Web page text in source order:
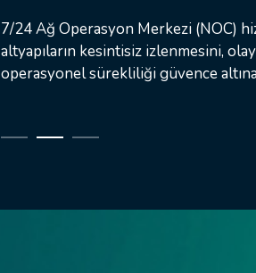
7/24 Ağ Operasyon Merkezi (NOC)
altyapıların kesintisiz izlenmesini,
operasyonel sürekliliği güvence